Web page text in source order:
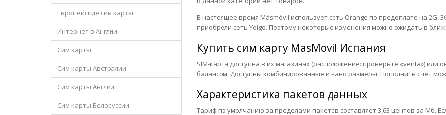
Европейские сим карты
Интернет в Англии
Сим карты
Сим карты Австралии
Сим карты Англии
Сим карты Белоруссии
В настоящее время Másmóvil использует сеть Orange по предоплате на 2G,
приобрели сеть Yoigo. Поэтому некоторые изменения можно ожидать в
Купить сим карту MasMovil Испания
SIM-карта доступна в их магазинах (расположение: проверьте «venta») или
балансом. Доступны комбинированные и нано размеры. Пополнить счет
Характеристика пакетов данных
Тариф по умолчанию за пределами пакетов составляет 3,63 центов за Мб.